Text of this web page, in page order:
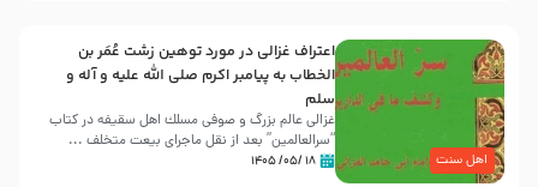
اهل سنت
اعتراف غزالی در مورد توهین زشت عُمَر بن
الخطاب به پیامبر اکرم صلی الله علیه و آله و
سلم
غزالی عالم بزرگ و صوفی مسلك اهل سقيفه در کتاب
“سرالعالمین” بعد از نقل ماجرای بیعت متخلف ...
۱۸ /۰۵/ ۱۴۰۵